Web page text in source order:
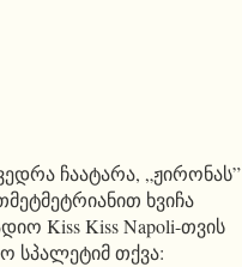
ჩაატარა, „ჟირონას”
ხვიჩა
Kiss Kiss Napoli-თვის
სპალეტიმ თქვა: